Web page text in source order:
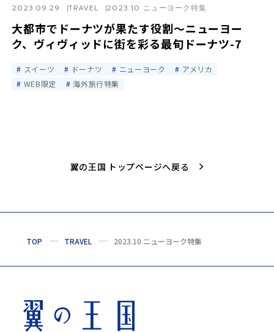
大都市でドーナツが果たす役割〜ニューヨー
ク、ヴィヴィッドに街を彩る最旬ドーナツ-7
2023.09.29 TRAVEL 2023.10 ニューヨーク特集
スイーツ ドーナツ ニューヨーク
アメリカ
WEB限定
海外旅行特集
翼の王国 トップページへ戻る
TOP TRAVEL 2023.10 ニューヨーク特集